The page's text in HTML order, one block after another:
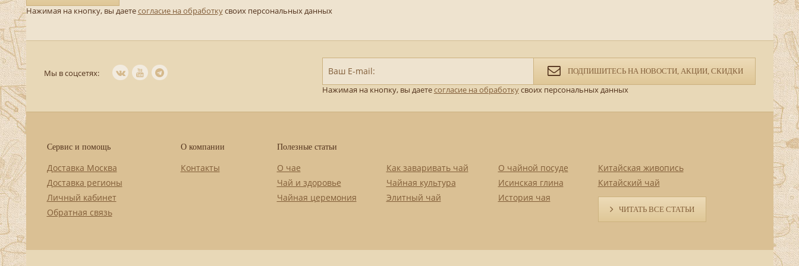
Нажимая на кнопку, вы даетесогласие на обработкусвоих персональных данных
Ваш E-mail: ПОДПИШИТЕСЬ НА НОВОСТИ, АКЦИИ, СКИДКИ
Нажимая на кнопку, вы даетесогласие на обработкусвоих персональных данных
Мы в соцсетях:
Сервис и помощь
Доставка Москва
Доставка регионы
Личный кабинет
Обратная связь
О компании
Контакты
Полезные статьи
О чае
Чай и здоровье
Чайная церемония
Как заваривать чай
Чайная культура
Элитный чай
О чайной посуде
Исинская глина
История чая
Китайская живопись
Китайский чай
ЧИТАТЬ ВСЕ СТАТЬИ